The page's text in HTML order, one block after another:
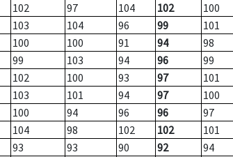
102 97 104 102
100
103 104 96 99
101
100 100 91 94
98
99 103 94 96
99
102 100 93 97
101
103 101 94 97
100
100 94 96 96
97
104 98 102 102
101
93 93 90 92
94